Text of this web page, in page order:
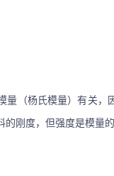
量（杨氏模量）有关
刚度，但强度是模量